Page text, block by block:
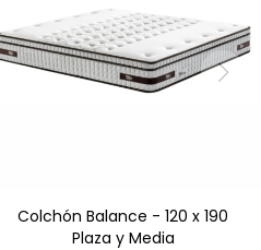
Colchón Balance - 120 x 190
Plaza y Media